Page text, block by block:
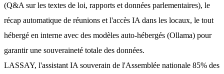
(Q&A sur les textes de loi, rapports et données parlementaires), le
récap automatique de réunions et l'accès IA dans les locaux, le tout
hébergé en interne avec des modèles auto-hébergés (Ollama) pour
garantir une souveraineté totale des données.
LASSAY, l'assistant IA souverain de l'Assemblée nationale 85% des